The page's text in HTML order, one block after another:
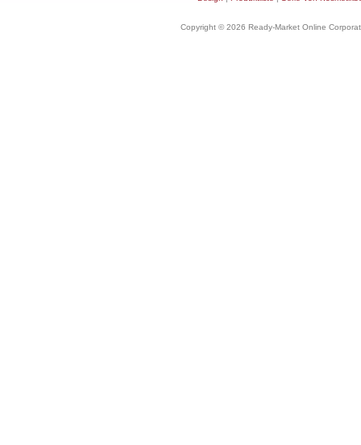
Copyright © 2026 Ready-Market Online